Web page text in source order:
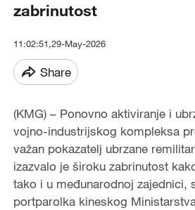
zabrinutost
11:02:51,29-May-2026
Share
(KMG) – Ponovno aktiviranje i
vojno-industrijskog kompleksa
važan pokazatelj ubrzane
izazvalo je široku zabrinutost
tako i u međunarodnoj zajednici,
portparolka kineskog